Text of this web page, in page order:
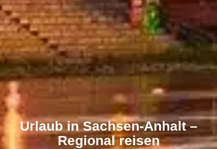
Urlaub in Sachsen-Anhalt –
Regional reisen